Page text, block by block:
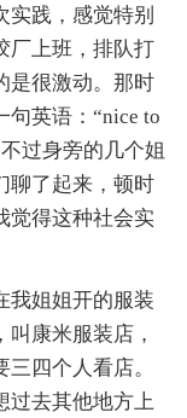
实践，感觉特别
厂上班，排队打
是很激动。那时
句英语：“nice to
过身旁的几个姐
聊了起来，顿时
觉得这种社会实
姐姐开的服装
康米服装店，
四个人看店。
过去其他地方上